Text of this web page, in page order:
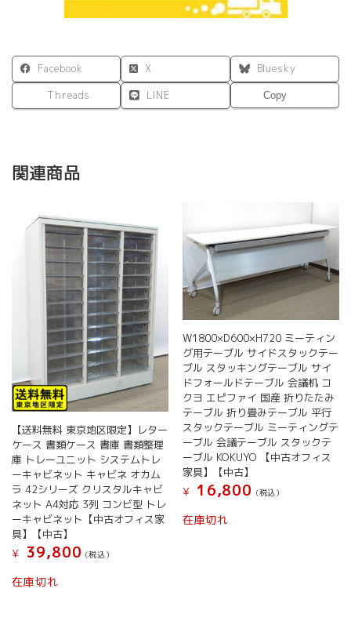
ベ
ー
ジ
Facebook X
Bluesky
Threads
LINE Copy
関連商品
【送料無料 東京地区限定】レター
ケース 書類ケース 書庫 書類整理
庫 トレーユニット システムトレ
ーキャビネット キャビネ オカム
ラ 42シリーズ クリスタルキャビ
ネット A4対応 3列 コンビ型 トレ
ーキャビネット【中古オフィス家
具】【中古】
¥
39,800 (税込）
在庫切れ
W1800×D600×H720 ミーティン
グ用テーブル サイドスタックテー
ブル スタッキングテーブル サイ
ドフォールドテーブル 会議机 コ
クヨ エピファイ 国産 折りたたみ
テーブル 折り畳みテーブル 平行
スタックテーブル ミーティングテ
ーブル 会議テーブル スタックテ
ーブル KOKUYO 【中古オフィス
家具】【中古】
¥
16,800 (税込）
在庫切れ